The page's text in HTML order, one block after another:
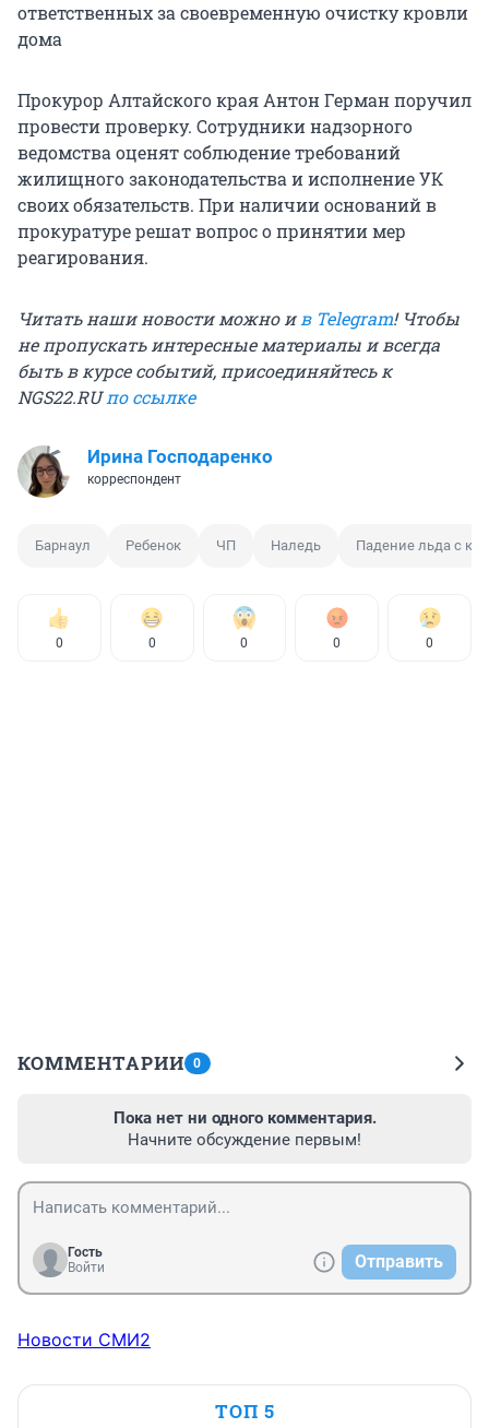
ответственных за своевременную очистку кровли
дома
Прокурор Алтайского края Антон Герман поручил
провести проверку. Сотрудники надзорного
ведомства оценят соблюдение требований
жилищного законодательства и исполнение УК
своих обязательств. При наличии оснований в
прокуратуре решат вопрос о принятии мер
реагирования.
Читать наши новости можно и в Telegram! Чтобы
не пропускать интересные материалы и всегда
быть в курсе событий, присоединяйтесь к
NGS22.RUпо ссылке
Ирина Господаренко
корреспондент
Барнаул Ребенок ЧП Наледь Падение льда с
0 0 0 0 0
КОММЕНТАРИИ 0
Пока нет ни одного комментария.
Начните обсуждение первым!
Гость
Войти
Отправить
Новости СМИ2
ТОП 5